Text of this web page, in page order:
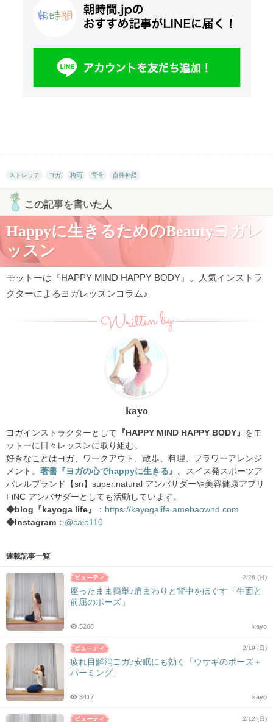
ストレッチ ヨガ 梅雨 背骨 自律神経
この記事を書いた人
Happyに生きるためのBeautyヨガレ
ッスン
モットーは『HAPPY MIND HAPPY BODY』。人気インストラ
クターによるヨガレッスンコラム♪
Written by
kayo
ヨガインストラクターとして 『HAPPY MIND HAPPY BODY』 をモ
ットーに日々レッスンに取り組む。
好きなことはヨガ、ワークアウト、散歩、料理、フラワーアレンジ
メント。 著書『ヨガの心でhappyに生きる』 。スイス発スポーツア
パレルブランド【sn】super.natural アンバサダーや美容健康アプリ
FiNC アンバサダーとしても活動しています。
◆blog『kayoga life』
： https://kayogalife.amebaownd.com
◆Instagram ： @caio110
連載記事一覧
2/26 (日)
座ったまま簡単♪肩まわりと背中をほぐす「牛面と
前屈のポーズ」
kayo
5268
2/19 (日)
疲れ目解消ヨガ♪安眠にも効く「ウサギのポーズ＋
パーミング」
kayo
3417
2/12 (日)